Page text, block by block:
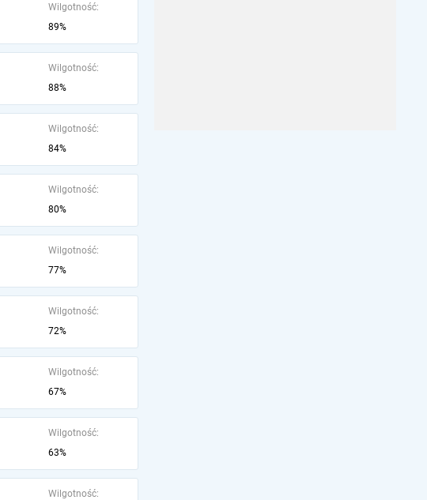
Wilgotność:
89%
Wilgotność:
88%
Wilgotność:
84%
Wilgotność:
80%
Wilgotność:
77%
Wilgotność:
72%
Wilgotność:
67%
Wilgotność:
63%
Wilgotność: